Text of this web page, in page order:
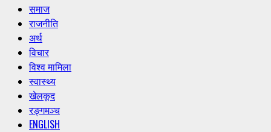
Primary
Menu
समाज
राजनीति
अर्थ
विचार
विश्व मामिला
स्वास्थ्य
खेलकूद
रङ्गमञ्च
ENGLISH